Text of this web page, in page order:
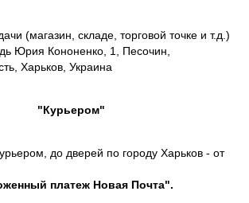
(магазин, складе, торговой точке и т.д.)
Юрия Кононенко, 1, Песочин,
Харьков, Украина
"Курьером"
до дверей по городу Харьков - от
платежНовая Почта".